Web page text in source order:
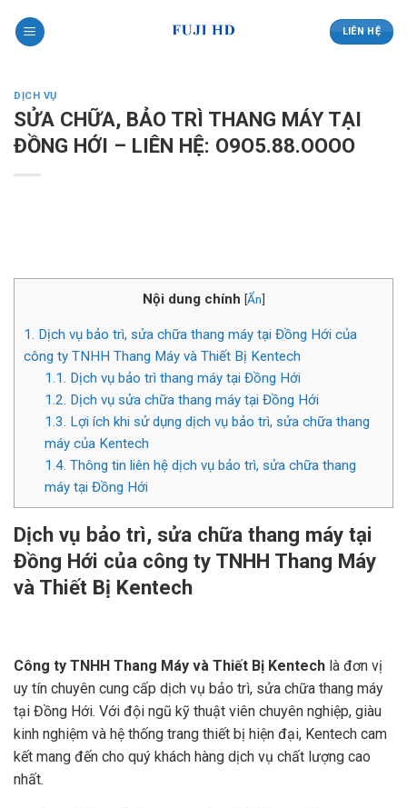
LIÊN HỆ
DỊCH VỤ
SỬA CHỮA, BẢO TRÌ THANG MÁY TẠI
ĐỒNG HỚI – LIÊN HỆ: O9O5.88.OOOO
Nội dung chính [Ẩn]
1. Dịch vụ bảo trì, sửa chữa thang máy tại Đồng Hới của
công ty TNHH Thang Máy và Thiết Bị Kentech
1.1. Dịch vụ bảo trì thang máy tại Đồng Hới
1.2. Dịch vụ sửa chữa thang máy tại Đồng Hới
1.3. Lợi ích khi sử dụng dịch vụ bảo trì, sửa chữa thang
máy của Kentech
1.4. Thông tin liên hệ dịch vụ bảo trì, sửa chữa thang
máy tại Đồng Hới
Dịch vụ bảo trì, sửa chữa thang máy tại
Đồng Hới của công ty TNHH Thang Máy
và Thiết Bị Kentech
Công ty TNHH Thang Máy và Thiết Bị Kentech là đơn vị
uy tín chuyên cung cấp dịch vụ bảo trì, sửa chữa thang máy
tại Đồng Hới. Với đội ngũ kỹ thuật viên chuyên nghiệp, giàu
kinh nghiệm và hệ thống trang thiết bị hiện đại, Kentech cam
kết mang đến cho quý khách hàng dịch vụ chất lượng cao
nhất.